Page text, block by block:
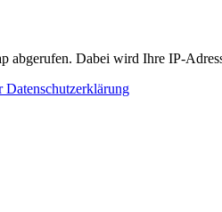
Dabei wird Ihre IP-
Datenschutzerklärung